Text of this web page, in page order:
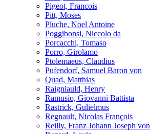
Pigeot, Francois
Pitt, Moses
Pluche, Noel Antoine
Poggibonsi, Niccolo da
Porcacchi, Tomaso
Porro, Girolamo
Ptolemaeus, Claudius
Pufendorf, Samuel Baron von
Quad, Matthias
Raigniauld, Henry
Ramusio, Giovanni Battista
Rastrick, Gulielmus
Regnault, Nicolas François
Reilly, Franz Johann Joseph von